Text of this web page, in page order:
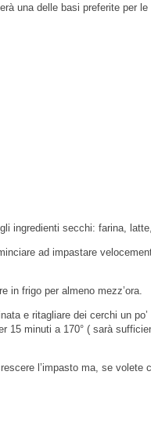
una delle basi preferite per le
ingredienti secchi: farina,
ad impastare
in frigo per almeno mezz’ora.
e ritagliare dei cerchi un
15 minuti a 170° ( sarà
l’impasto ma, se volete